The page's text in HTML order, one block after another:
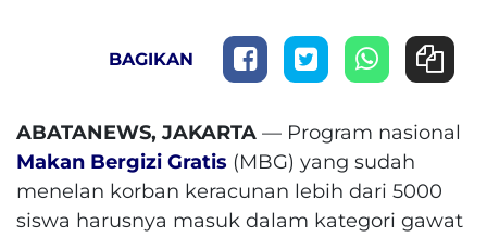
BAGIKAN
ABATANEWS, JAKARTA — Program nasional
Makan Bergizi Gratis (MBG) yang sudah
menelan korban keracunan lebih dari 5000
siswa harusnya masuk dalam kategori gawat